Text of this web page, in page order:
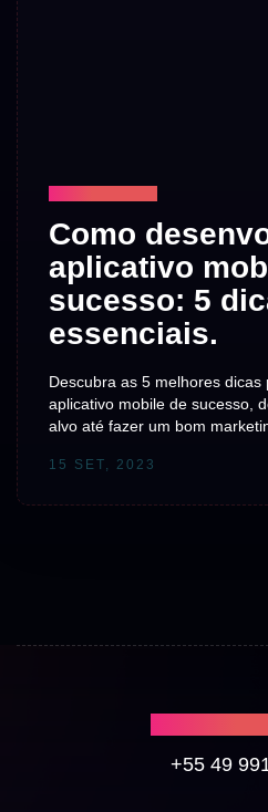
Como
aplicativo
sucesso: 5
essenciais.
Descubra as 5 melhores dicas
aplicativo mobile de sucesso,
alvo até fazer um bom
15 SET, 2023
+55 49